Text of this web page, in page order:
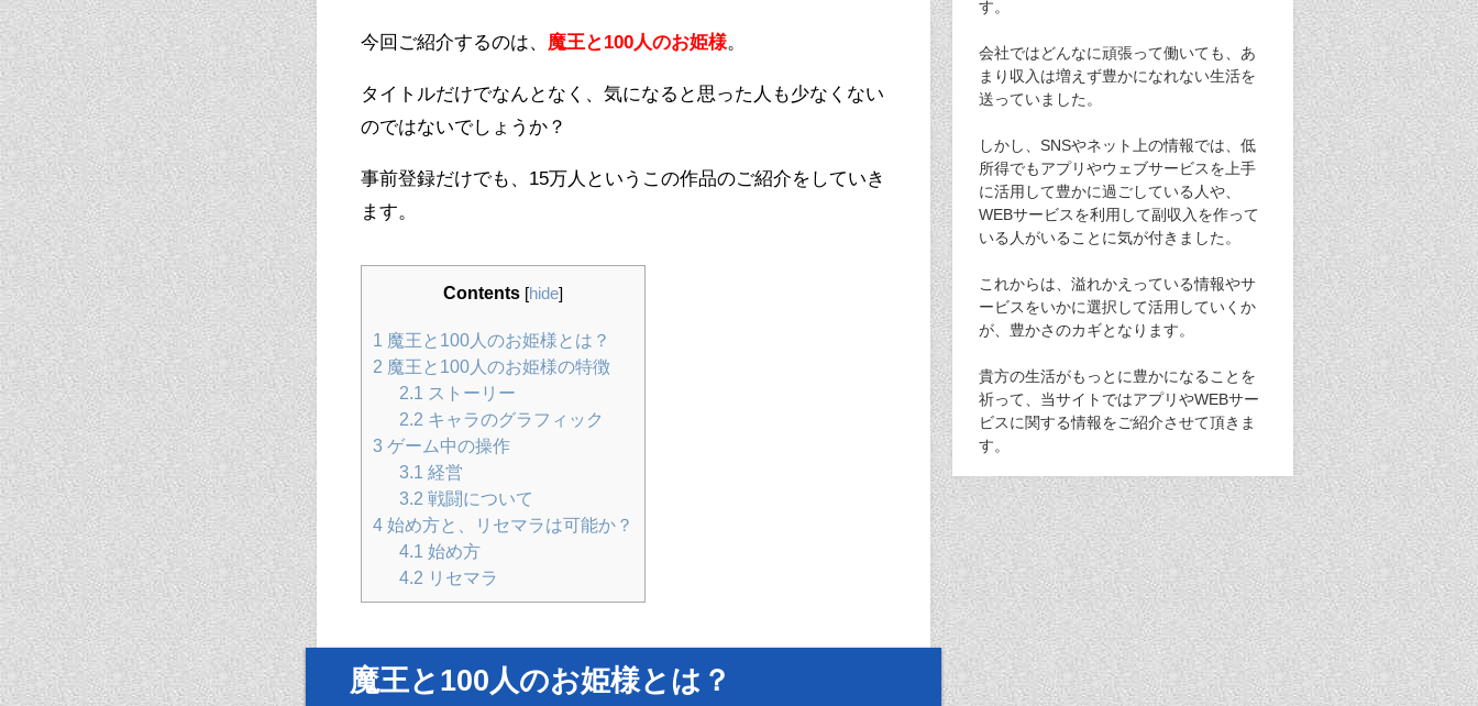
今回ご紹介するのは、 魔王と100人のお姫様
タイトルだけでなんとなく、気になると思った人も少なくない
のではないでしょうか？
事前登録だけでも、15万人というこの作品のご紹介をしていき
ます。
Contents hide
1 魔王と100人のお姫様とは？
2 魔王と100人のお姫様の特徴
2.1 ストーリー
2.2 キャラのグラフィック
3 ゲーム中の操作
3.1 経営
3.2 戦闘について
4 始め方と、リセマラは可能か？
4.1 始め方
4.2 リセマラ
魔王と100人のお姫様とは？
す。
会社ではどんなに頑張って働いても、あ
まり収入は増えず豊かになれない生活を
送っていました。
しかし、SNSやネット上の情報では、低
所得でもアプリやウェブサービスを上手
に活用して豊かに過ごしている人や、
WEBサービスを利用して副収入を作って
いる人がいることに気が付きました。
これからは、溢れかえっている情報やサ
ービスをいかに選択して活用していくか
が、豊かさのカギとなります。
貴方の生活がもっとに豊かになることを
祈って、当サイトではアプリやWEBサー
ビスに関する情報をご紹介させて頂きま
す。